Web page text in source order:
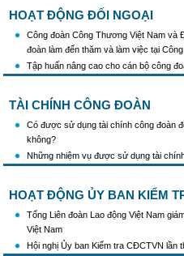
HOẠT ĐỘNG ĐỐI NGOẠI
Công đoàn Công Thương Việt Nam và
đoàn làm đến thăm và làm việc tại
Tập huấn nâng cao cho cán bộ công
TÀI CHÍNH CÔNG ĐOÀN
Có được sử dụng tài chính công đoàn
không?
Những nhiệm vụ được sử dụng tài
HOẠT ĐỘNG ỦY BAN KIỂM
Tổng Liên đoàn Lao động Việt Nam
Việt Nam
Hội nghị Ủy ban Kiểm tra CĐCTVN lần